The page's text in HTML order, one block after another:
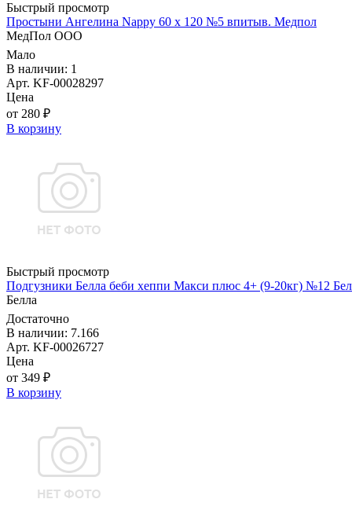
Быстрый просмотр
Простыни Ангелина Nappy 60 х 120 №5 впитыв. Медпол
МедПол ООО
Мало
В наличии: 1
Арт. KF-00028297
Цена
от 280 ₽
В корзину
Быстрый просмотр
Подгузники Белла беби хеппи Макси плюс 4+ (9-20кг) №12
Белла
Достаточно
В наличии: 7.166
Арт. KF-00026727
Цена
от 349 ₽
В корзину